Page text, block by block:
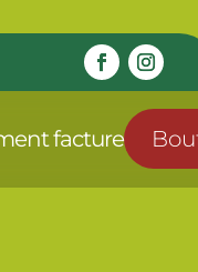
facture